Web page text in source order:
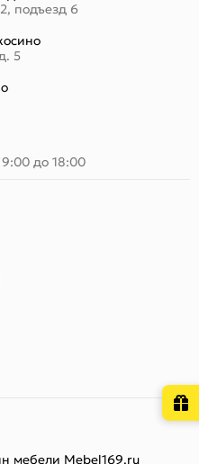
подъезд 6
5
9:00 до 18:00
мебели Mebel169.ru